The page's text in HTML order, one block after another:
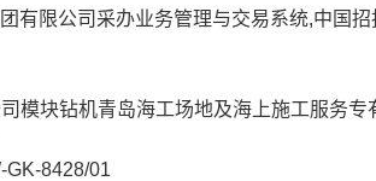
有限公司采办业务管理与交易系统,中国
模块钻机青岛海工场地及海上施工服务专
GK-8428/01